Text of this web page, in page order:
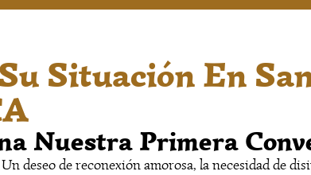
Situación En
Nuestra Primera
deseo de reconexión amorosa, la necesidad de